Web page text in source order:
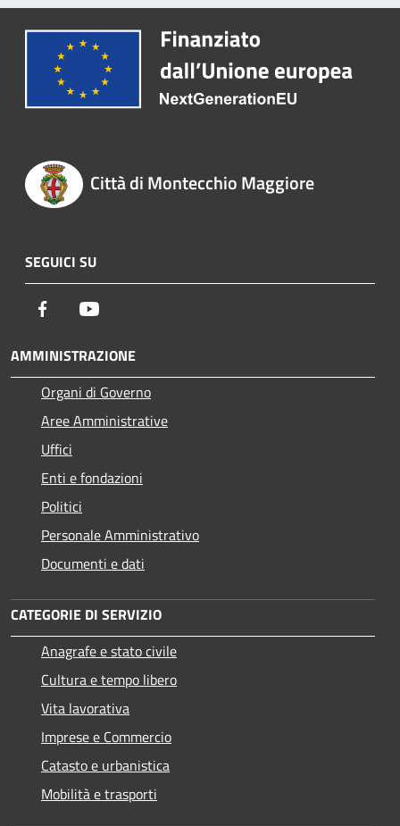
Città di Montecchio Maggiore
SEGUICI SU
Facebook
AMMINISTRAZIONE
Organi di Governo
Aree Amministrative
Uffici
Enti e fondazioni
Politici
Personale Amministrativo
Documenti e dati
CATEGORIE DI SERVIZIO
Anagrafe e stato civile
Cultura e tempo libero
Vita lavorativa
Imprese e Commercio
Catasto e urbanistica
Mobilità e trasporti